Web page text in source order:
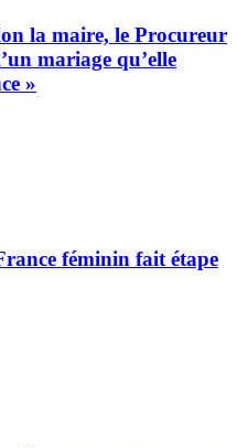
la maire, le Procureur
mariage qu’elle
»
féminin fait étape